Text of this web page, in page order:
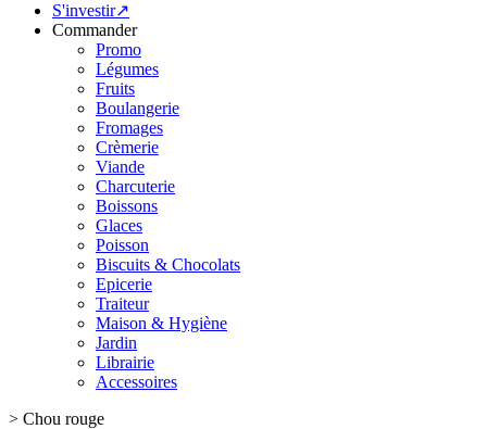
S'investir↗
Commander
Promo
Légumes
Fruits
Boulangerie
Fromages
Crèmerie
Viande
Charcuterie
Boissons
Glaces
Poisson
Biscuits & Chocolats
Epicerie
Traiteur
Maison & Hygiène
Jardin
Librairie
Accessoires
> Chou rouge